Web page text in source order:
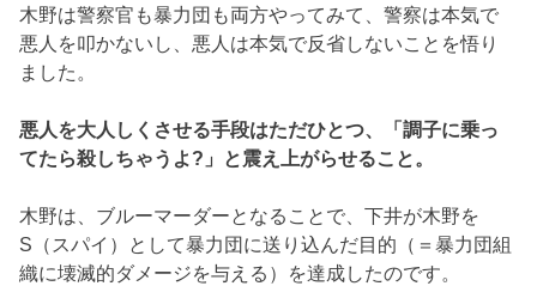
木野は警察官も暴力団も両方やってみて、警察は本気で
悪人を叩かないし、悪人は本気で反省しないことを悟り
ました。
悪人を大人しくさせる手段はただひとつ、「調子に乗っ
てたら殺しちゃうよ?」と震え上がらせること。
木野は、ブルーマーダーとなることで、下井が木野を
S（スパイ）として暴力団に送り込んだ目的（＝暴力団組
織に壊滅的ダメージを与える）を達成したのです。